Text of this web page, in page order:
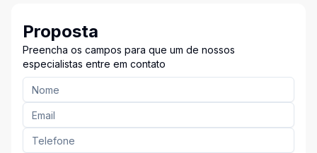
Proposta
Preencha os campos para que um de nossos
especialistas entre em contato